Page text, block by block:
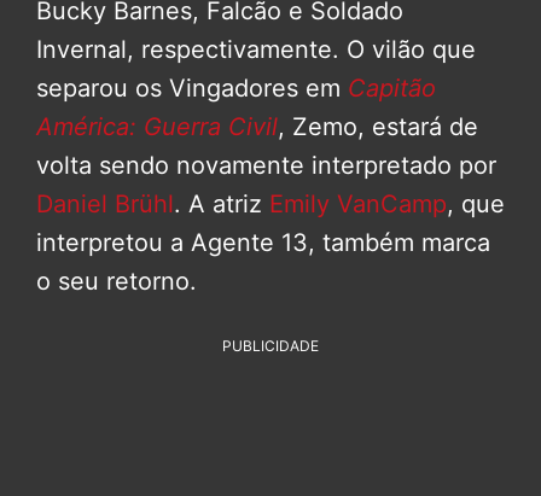
Bucky Barnes, Falcão e Soldado
Invernal, respectivamente. O vilão que
separou os Vingadores em Capitão
América: Guerra Civil, Zemo, estará de
volta sendo novamente interpretado por
Daniel Brühl. A atriz Emily VanCamp, que
interpretou a Agente 13, também marca
o seu retorno.
PUBLICIDADE